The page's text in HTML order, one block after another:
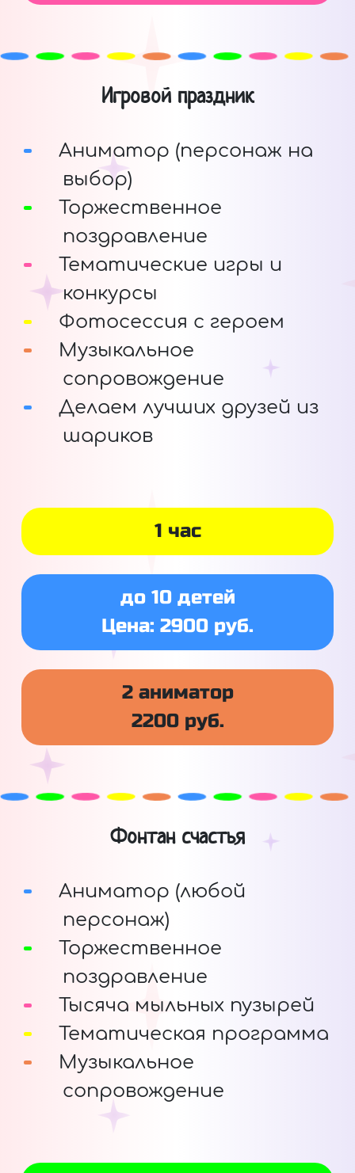
Игровой праздник
Аниматор (персонаж на
выбор)
Торжественное
поздравление
Тематические игры и
конкурсы
Фотосессия с героем
Музыкальное
сопровождение
Делаем лучших друзей из
шариков
1 час
до 10 детей
Цена: 2900 руб.
2 аниматор
2200 руб.
Фонтан счастья
Аниматор (любой
персонаж)
Торжественное
поздравление
Тысяча мыльных пузырей
Тематическая программа
Музыкальное
сопровождение